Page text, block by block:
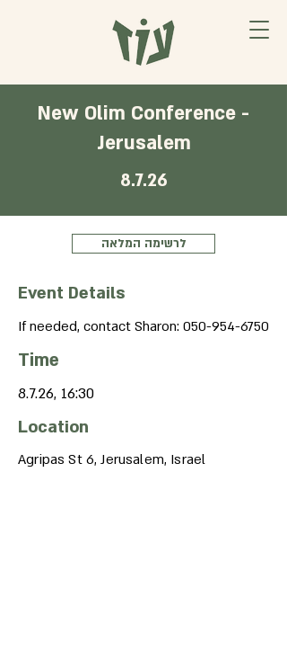
New Olim Conference -
Jerusalem
8.7.26
לרשימה המלאה
Event Details
If needed, contact Sharon: 050-954-6750
Time
8.7.26, 16:30
Location
Agripas St 6, Jerusalem, Israel